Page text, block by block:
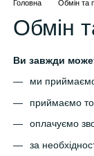
Головна Обмін та
Обмін
Ви завжди
ми приймаємо
приймаємо
оплачуємо
за